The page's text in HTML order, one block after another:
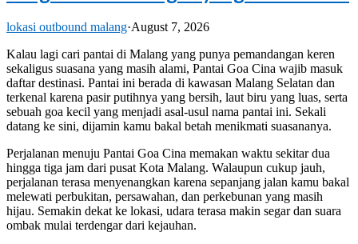
lokasi outbound malang·August 7, 2026
Kalau lagi cari pantai di Malang yang punya pemandangan keren
sekaligus suasana yang masih alami, Pantai Goa Cina wajib masuk
daftar destinasi. Pantai ini berada di kawasan Malang Selatan dan
terkenal karena pasir putihnya yang bersih, laut biru yang luas, serta
sebuah goa kecil yang menjadi asal-usul nama pantai ini. Sekali
datang ke sini, dijamin kamu bakal betah menikmati suasananya.
Perjalanan menuju Pantai Goa Cina memakan waktu sekitar dua
hingga tiga jam dari pusat Kota Malang. Walaupun cukup jauh,
perjalanan terasa menyenangkan karena sepanjang jalan kamu bakal
melewati perbukitan, persawahan, dan perkebunan yang masih
hijau. Semakin dekat ke lokasi, udara terasa makin segar dan suara
ombak mulai terdengar dari kejauhan.